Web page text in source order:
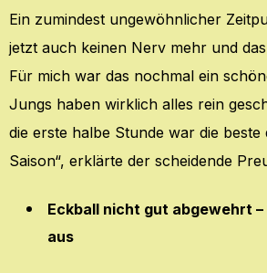
Ein zumindest ungewöhnlicher
jetzt auch keinen Nerv mehr und
Für mich war das nochmal ein
Jungs haben wirklich alles rein
die erste halbe Stunde war die beste
Saison“, erklärte der scheidende
Eckball nicht gut abgewehrt
aus